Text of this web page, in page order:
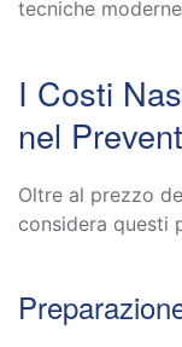
tecniche
I Costi
nel
Oltre al prezzo
considera questi